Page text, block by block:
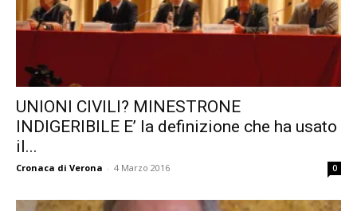
UNIONI CIVILI? MINESTRONE
INDIGERIBILE E’ la definizione che ha usato
il...
Cronaca di Verona - 4 Marzo 2016 0